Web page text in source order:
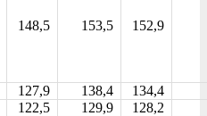
148,5 153,5 152,9
127,9 138,4
134,4
122,5 129,9
128,2